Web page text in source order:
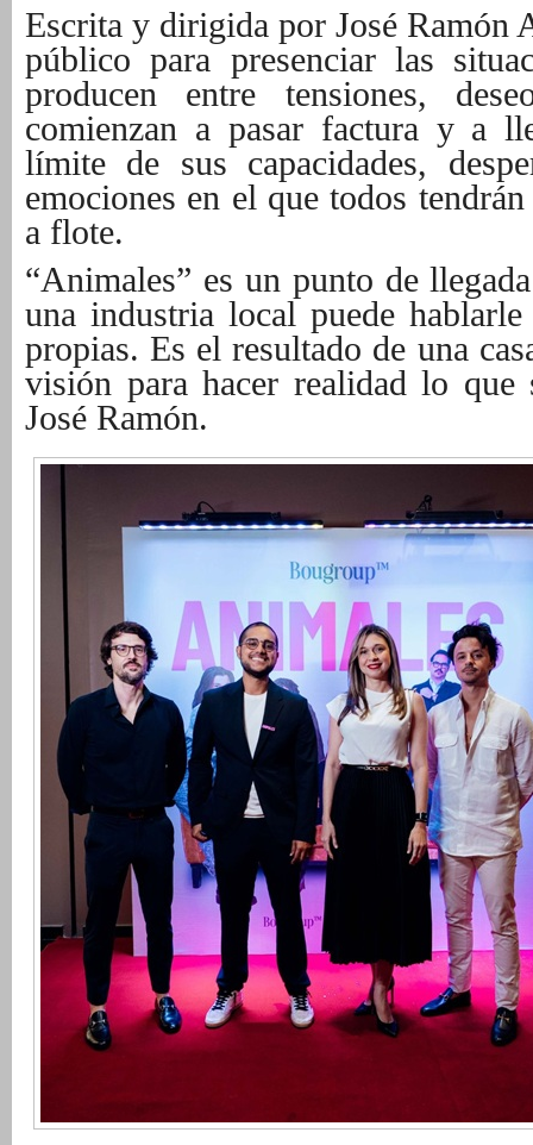
Escrita y dirigida por José Ramón
público para presenciar las
producen entre tensiones,
comienzan a pasar factura y a
límite de sus capacidades,
emociones en el que todos
a flote.
“Animales” es un punto de
una industria local puede
propias. Es el resultado de una
visión para hacer realidad lo que
José Ramón.